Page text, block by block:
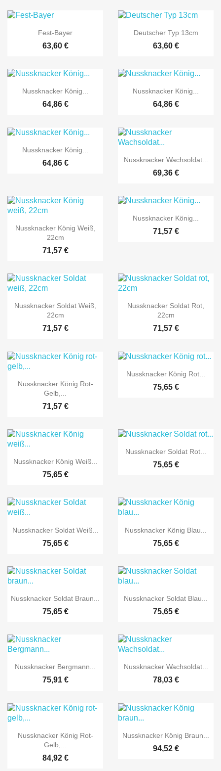
 Vorschau
Fest-Bayer
63,60 €
 Vorschau
Deutscher Typ 13cm
63,60 €
 Vorschau
Nussknacker König...
64,86 €
 Vorschau
Nussknacker König...
64,86 €
 Vorschau
Nussknacker König...
64,86 €  Vorschau
Nussknacker Wachsoldat...
69,36 €
 Vorschau
Nussknacker König Weiß,
22cm
71,57 €
 Vorschau
Nussknacker König...
71,57 €
 Vorschau
Nussknacker Soldat Weiß,
22cm
71,57 €
 Vorschau
Nussknacker Soldat Rot,
22cm
71,57 €
 Vorschau
Nussknacker König Rot-
Gelb,...
71,57 €
 Vorschau
Nussknacker König Rot...
75,65 €
 Vorschau
Nussknacker König Weiß...
75,65 €
 Vorschau
Nussknacker Soldat Rot...
75,65 €
 Vorschau
Nussknacker Soldat Weiß...
75,65 €
 Vorschau
Nussknacker König Blau...
75,65 €
 Vorschau
Nussknacker Soldat Braun...
75,65 €
 Vorschau
Nussknacker Soldat Blau...
75,65 €
 Vorschau
Nussknacker Bergmann...
75,91 €
 Vorschau
Nussknacker Wachsoldat...
78,03 €
 Vorschau
Nussknacker König Rot-
Gelb,...
84,92 €
 Vorschau
Nussknacker König Braun...
94,52 €